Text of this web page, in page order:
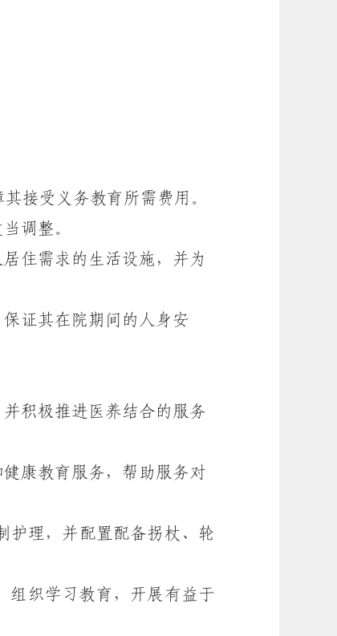
接受义务教育所需费用。
调整。
住需求的生活设施，并为
证其在院期间的人身安
积极推进医养结合的服务
康教育服务，帮助服务对
理，并配置配备拐杖、轮
织学习教育，开展有益于